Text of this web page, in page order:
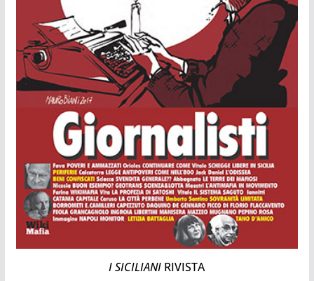
I SICILIANI RIVISTA